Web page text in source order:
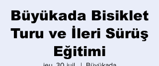
Büyükada Bisiklet
Turu ve İleri Sürüş
Eğitimi